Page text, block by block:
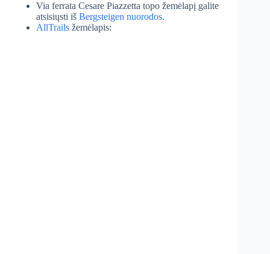
Via ferrata Cesare Piazzetta topo žemėlapį galite
atsisiųsti iš Bergsteigen nuorodos.
AllTrails žemėlapis: